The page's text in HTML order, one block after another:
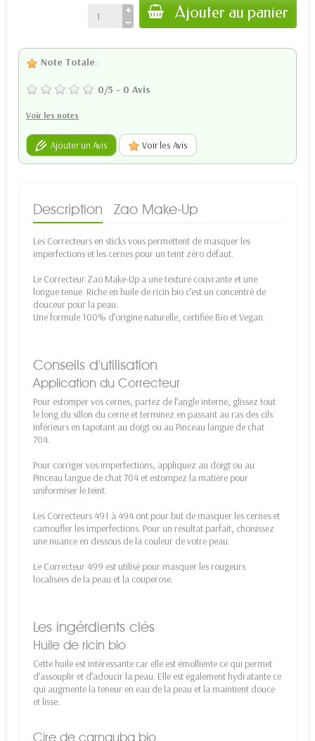
Ajouter au panier
Note Totale:
0/5 - 0 Avis
Voir les notes
Ajouter un Avis Voir les Avis
Description Zao Make-Up
Les Correcteurs en sticks vous permettent de masquer les
imperfections et les cernes pour un teint zéro défaut.
Le Correcteur Zao Make-Up a une texture couvrante et une
longue tenue. Riche en huile de ricin bio c’est un concentré de
douceur pour la peau.
Une formule 100% d’origine naturelle, certifiée Bio et Vegan.
Conseils d'utilisation
Application du Correcteur
Pour estomper vos cernes, partez de l’angle interne, glissez tout
le long du sillon du cerne et terminez en passant au ras des cils
inférieurs en tapotant au doigt ou au Pinceau langue de chat
704.
Pour corriger vos imperfections, appliquez au doigt ou au
Pinceau langue de chat 704 et estompez la matière pour
uniformiser le teint.
Les Correcteurs 491 à 494 ont pour but de masquer les cernes et
camoufler les imperfections. Pour un résultat parfait, choisissez
une nuance en dessous de la couleur de votre peau.
Le Correcteur 499 est utilisé pour masquer les rougeurs
localisées de la peau et la couperose.
Les ingérdients clés
Huile de ricin bio
Cette huile est intéressante car elle est émolliente ce qui permet
d’assouplir et d’adoucir la peau. Elle est également hydratante ce
qui augmente la teneur en eau de la peau et la maintient douce
et lisse.
Cire de carnauba bio